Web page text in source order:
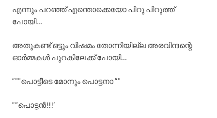
എന്നും പറഞ്ഞ് എന്തൊക്കെയോ പിറു പിറുത്ത്
പോയി…
അതുകണ്ട് ഒട്ടും വിഷമം തോന്നിയില്ല അരവിന്ദന്റെ
ഓർമ്മകൾ പുറകിലേക്ക് പോയി…
“””പൊട്ടീടെ മോനും പൊട്ടനാ “”
“”പൊട്ടൻ!!!’